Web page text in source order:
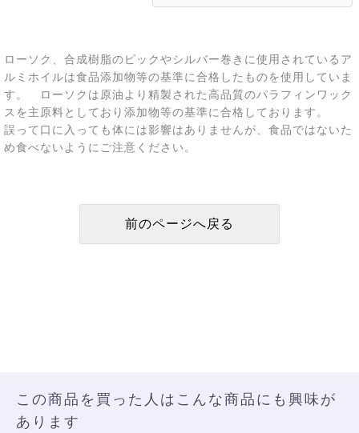
ローソク、合成樹脂のピックやシルバー巻きに使用されているア
ルミホイルは食品添加物等の基準に合格したものを使用していま
す。 ローソクは原油より精製された高品質のパラフィンワック
スを主原料としており添加物等の基準に合格しております。
誤って口に入っても体には影響はありませんが、食品ではないた
め食べないようにご注意ください。
この商品を買った人はこんな商品にも興味が
あります